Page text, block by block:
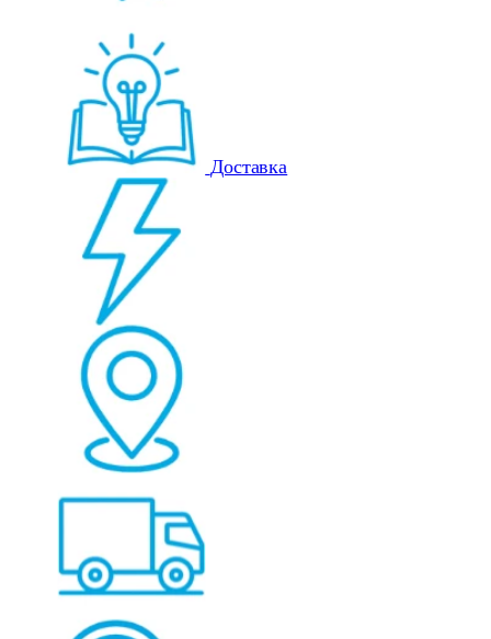
Доставка